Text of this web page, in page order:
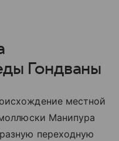
Гондваны
местной
Манипура
переходную